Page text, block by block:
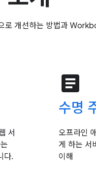
로 개선하는 방법과
서
다.
article
수명
오프라인
게 하는 서
이해